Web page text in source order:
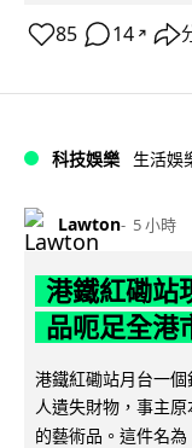
85 14 ↗
科技娛樂 生活娛
Lawton 5 小時
港鐵紅磡站
品呃足全港
港鐵紅磡站月台一
人遺失財物，事主
的藝術品。這件名